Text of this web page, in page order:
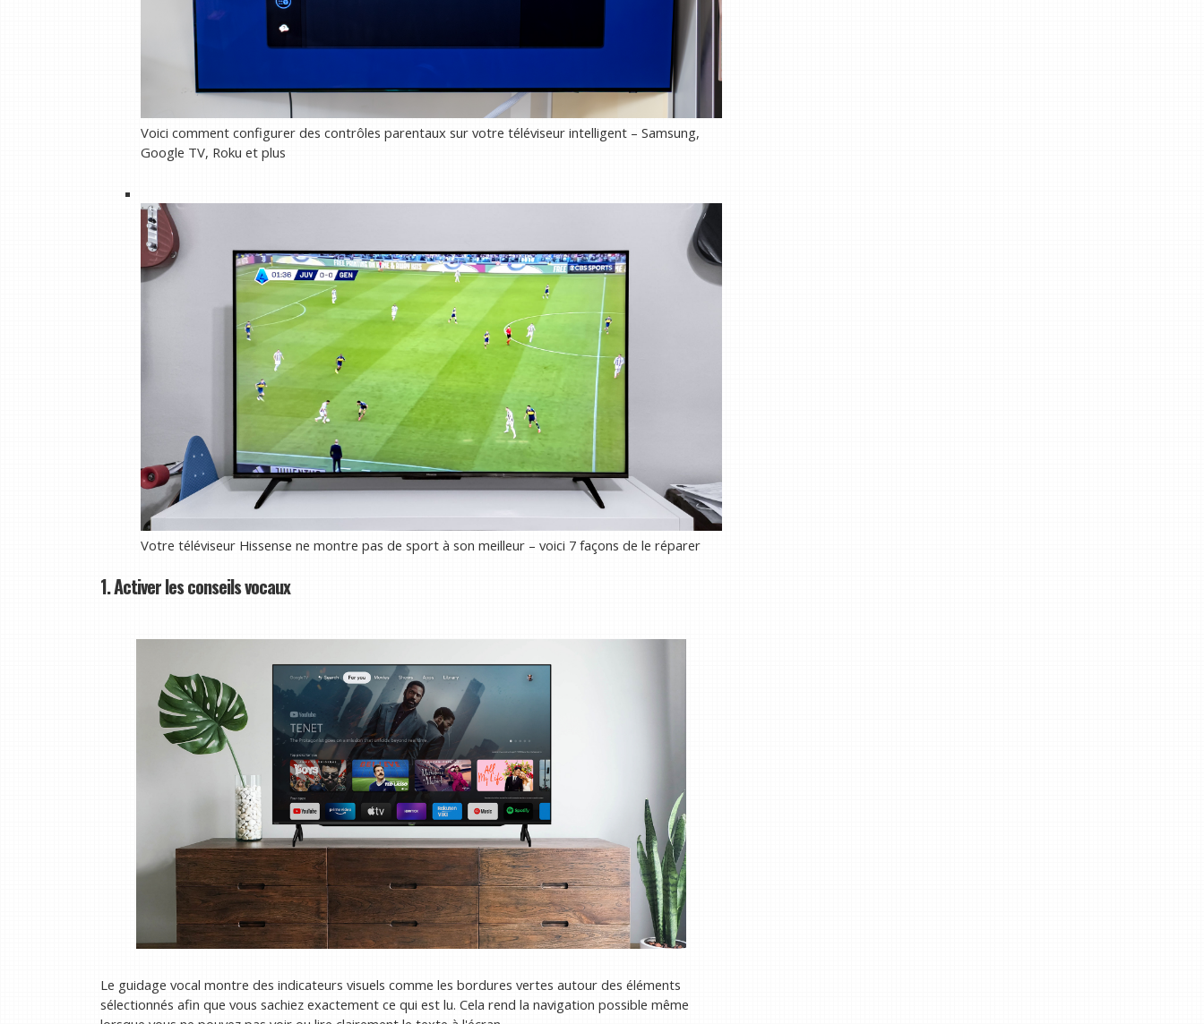
Voici comment configurer des contrôles parentaux sur votre téléviseur intelligent – Samsung,
Google TV, Roku et plus
Votre téléviseur Hissense ne montre pas de sport à son meilleur – voici 7 façons de le réparer
1. Activer les conseils vocaux
Le guidage vocal montre des indicateurs visuels comme les bordures vertes autour des éléments
sélectionnés afin que vous sachiez exactement ce qui est lu. Cela rend la navigation possible même